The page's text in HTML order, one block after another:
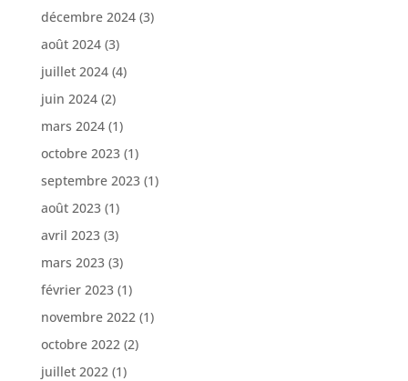
décembre 2024(3)
août 2024(3)
juillet 2024(4)
juin 2024(2)
mars 2024(1)
octobre 2023(1)
septembre 2023(1)
août 2023(1)
avril 2023(3)
mars 2023(3)
février 2023(1)
novembre 2022 (1)
octobre 2022 (2)
juillet 2022 (1)